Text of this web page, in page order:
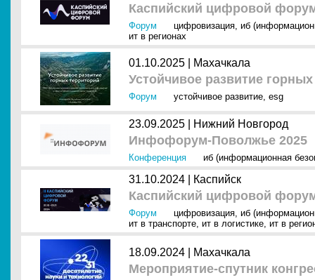
Каспийский цифровой
Форум цифровизация, иб
ит в регионах
01.10.2025 | Махачкала
Устойчивое развитие
Форум устойчивое развитие, esg
23.09.2025 | Нижний Новгород
Инфофорум-Поволжье 2025
Конференция иб (информационная
31.10.2024 | Каспийск
Каспийский цифровой
Форум цифровизация, иб
ит в транспорте, ит в логистике, ит в
18.09.2024 | Махачкала
Мероприятие-спутник